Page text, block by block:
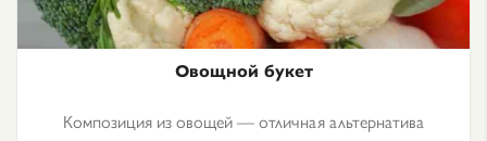
Овощной букет
Композиция из овощей — отличная альтернатива